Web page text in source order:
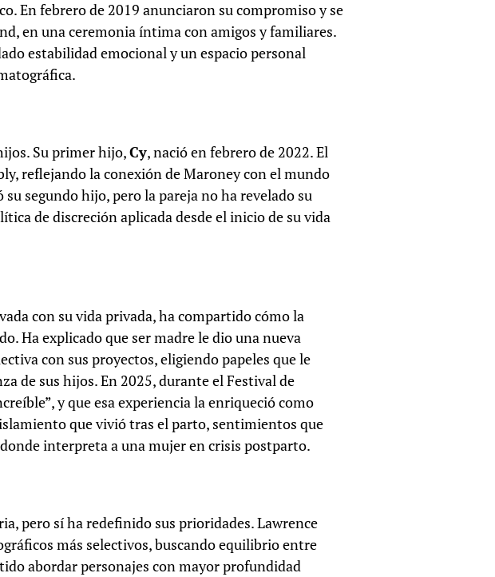
En febrero de 2019 anunciaron su compromiso y se
en una ceremonia íntima con amigos y familiares.
estabilidad emocional y un espacio personal
Su primer hijo,Cy, nació en febrero de 2022. El
reflejando la conexión de Maroney con el mundo
segundo hijo, pero la pareja no ha revelado su
de discreción aplicada desde el inicio de su vida
con su vida privada, ha compartido cómo la
Ha explicado que ser madre le dio una nueva
con sus proyectos, eligiendo papeles que le
de sus hijos. En 2025, durante el Festival de
y que esa experiencia la enriqueció como
que vivió tras el parto, sentimientos que
interpreta a una mujer en crisis postparto.
pero sí ha redefinido sus prioridades. Lawrence
más selectivos, buscando equilibrio entre
abordar personajes con mayor profundidad